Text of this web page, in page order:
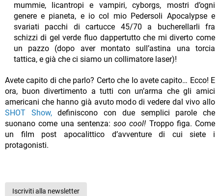
mummie, licantropi e vampiri, cyborgs, mostri d’ogni
genere e pianeta, e io col mio Pedersoli Apocalypse e
svariati pacchi di cartucce 45/70 a bucherellarli fra
schizzi di gel verde fluo dappertutto che mi diverto come
un pazzo (dopo aver montato sull’astina una torcia
tattica, e già che ci siamo un collimatore laser)!
Avete capito di che parlo? Certo che lo avete capito… Ecco! E
ora, buon divertimento a tutti con un’arma che gli amici
americani che hanno già avuto modo di vedere dal vivo allo
SHOT Show,definiscono con due semplici parole che
suonano come una sentenza: soo cool! Troppo figa. Come
un film post apocalittico d’avventure di cui siete i
protagonisti.
Iscriviti alla newsletter